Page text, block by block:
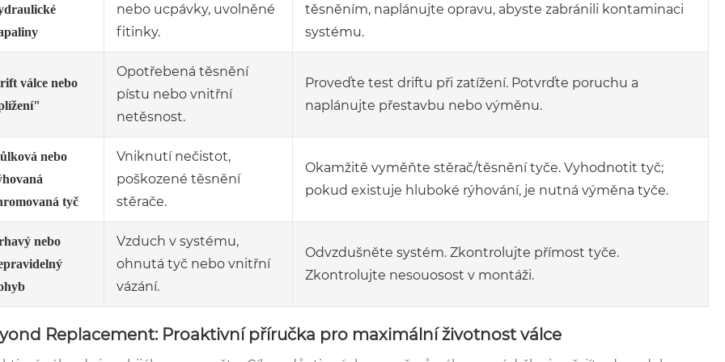
nebo ucpávky, uvolněné
fitinky.
těsněním, naplánujte opravu, abyste zabránili kontaminaci
systému.
válce nebo
Opotřebená těsnění
pístu nebo vnitřní
netěsnost.
Proveďte test driftu při zatížení. Potvrďte poruchu a
naplánujte přestavbu nebo výměnu.
nebo
tyč
Vniknutí nečistot,
poškozené těsnění
stěrače.
Okamžitě vyměňte stěrač/těsnění tyče. Vyhodnotit tyč;
pokud existuje hluboké rýhování, je nutná výměna tyče.
nebo
Vzduch v systému,
ohnutá tyč nebo vnitřní
vázání.
Odvzdušněte systém. Zkontrolujte přímost tyče.
Zkontrolujte nesouosost v montáži.
Replacement: Proaktivní příručka pro maximální životnost válce